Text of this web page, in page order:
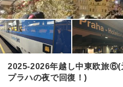
テ
ル
チ
ゥ
シ
2025-2026年越し中東欧旅⑥(
プラハの夜で回復！)